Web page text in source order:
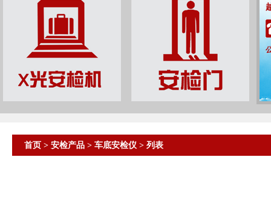
首页 > 安检产品 > 车底安检仪 > 列表